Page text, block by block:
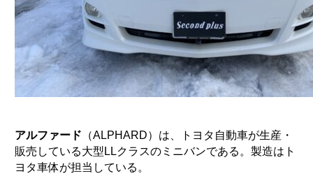
アルファード （ALPHARD）は、トヨタ自動車が生産・
販売している大型LLクラスのミニバンである。製造はト
ヨタ車体が担当している。